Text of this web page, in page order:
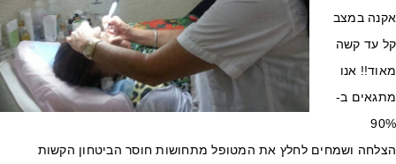
במצב
עד קשה
אנו
ב-
ושמחים לחלץ את המטופל מתחושות חוסר הביטחון הקשות